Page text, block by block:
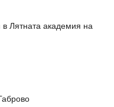
в Лятната академия на